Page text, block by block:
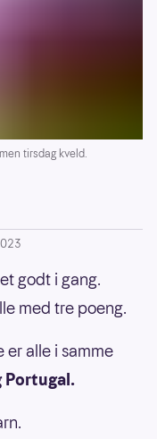
tirsdag kveld.
godt i gang.
med tre poeng.
alle i samme
Portugal.